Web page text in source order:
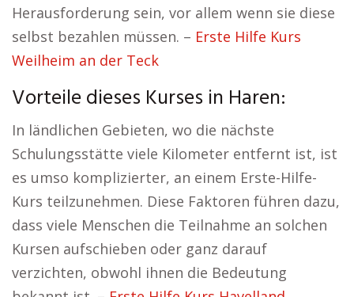
Herausforderung sein, vor allem wenn sie diese
selbst bezahlen müssen. – Erste Hilfe Kurs
Weilheim an der Teck
Vorteile dieses Kurses in Haren:
In ländlichen Gebieten, wo die nächste
Schulungsstätte viele Kilometer entfernt ist, ist
es umso komplizierter, an einem Erste-Hilfe-
Kurs teilzunehmen. Diese Faktoren führen dazu,
dass viele Menschen die Teilnahme an solchen
Kursen aufschieben oder ganz darauf
verzichten, obwohl ihnen die Bedeutung